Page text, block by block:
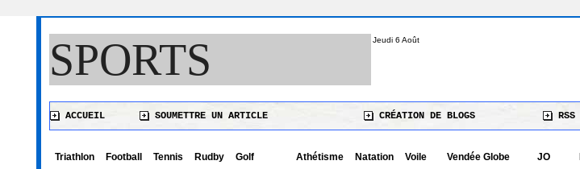
SPORTS Jeudi 6 Août
ACCUEIL SOUMETTRE UN ARTICLE CRÉATION DE BLOGS RSS
Triathlon Football Tennis Rudby Golf Athétisme Natation Voile Vendée Globe JO